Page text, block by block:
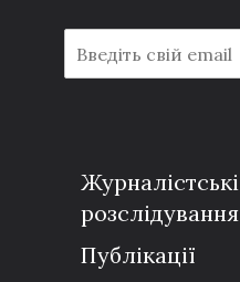
m
a
Журналістські
розслідування
Публікації